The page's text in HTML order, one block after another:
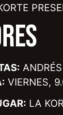
VIERNES,
LA